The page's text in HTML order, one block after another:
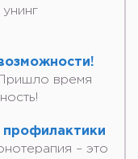
Пришло время
профилактики
– это